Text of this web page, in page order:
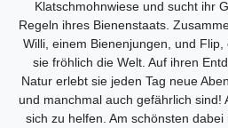
Klatschmohnwiese und sucht ihr
Regeln ihres Bienenstaats.
Willi, einem Bienenjungen, und
sie fröhlich die Welt. Auf ihren
Natur erlebt sie jeden Tag neue
und manchmal auch gefährlich sind!
sich zu helfen. Am schönsten